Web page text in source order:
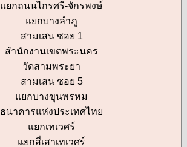
แยกถนนไกรศรี-จักรพงษ์
แยกบางลำภู
สามเสน ซอย 1
สำนักงานเขตพระนคร
วัดสามพระยา
สามเสน ซอย 5
แยกบางขุนพรหม
ธนาคารแห่งประเทศไทย
แยกเทเวศร์
แยกสี่เสาเทเวศร์